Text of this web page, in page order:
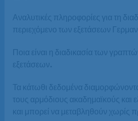
Αναλυτικές πληροφορίες για τη
περιεχόμενο των εξετάσεων
Ποια είναι η διαδικασία των
εξετάσεων.
Τα κάτωθι δεδομένα
τους αρμόδιους ακαδημαϊκούς και
και μπορεί να μεταβληθούν χωρίς